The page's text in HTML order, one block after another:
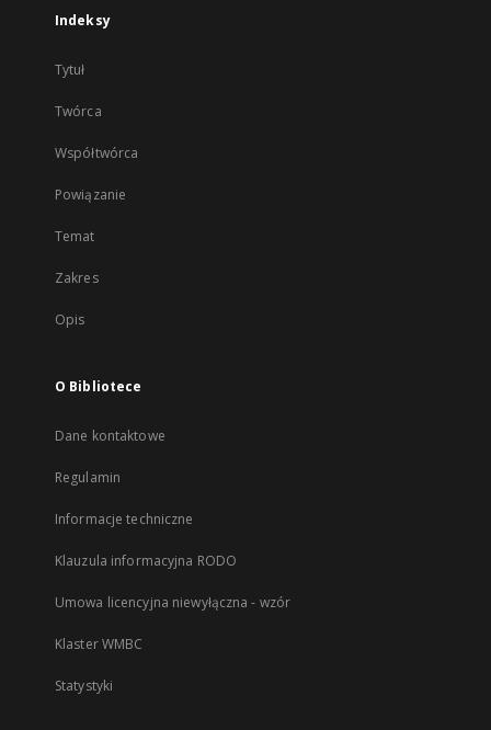
Indeksy
Tytuł
Twórca
Współtwórca
Powiązanie
Temat
Zakres
Opis
O Bibliotece
Dane kontaktowe
Regulamin
Informacje techniczne
Klauzula informacyjna RODO
Umowa licencyjna niewyłączna - wzór
Klaster WMBC
Statystyki